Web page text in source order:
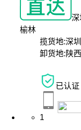
深
榆林
揽货地:深
卸货地:陕
已认证
1